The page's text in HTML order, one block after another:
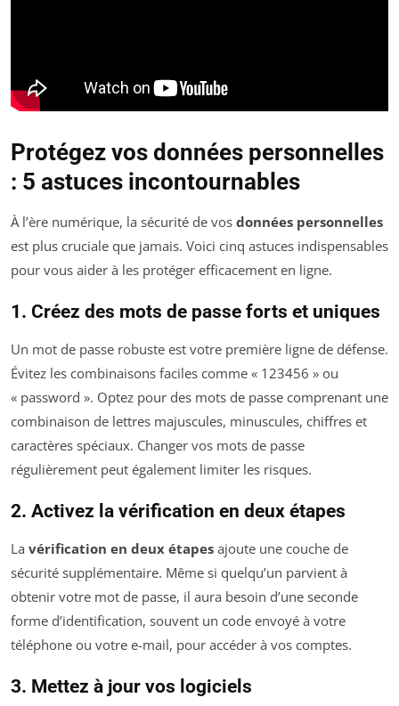
Protégez vos données personnelles
: 5 astuces incontournables
À l’ère numérique, la sécurité de vos données personnelles
est plus cruciale que jamais. Voici cinq astuces indispensables
pour vous aider à les protéger efficacement en ligne.
1. Créez des mots de passe forts et uniques
Un mot de passe robuste est votre première ligne de défense.
Évitez les combinaisons faciles comme « 123456 » ou
« password ». Optez pour des mots de passe comprenant une
combinaison de lettres majuscules, minuscules, chiffres et
caractères spéciaux. Changer vos mots de passe
régulièrement peut également limiter les risques.
2. Activez la vérification en deux étapes
La vérification en deux étapes ajoute une couche de
sécurité supplémentaire. Même si quelqu’un parvient à
obtenir votre mot de passe, il aura besoin d’une seconde
forme d’identification, souvent un code envoyé à votre
téléphone ou votre e-mail, pour accéder à vos comptes.
3. Mettez à jour vos logiciels